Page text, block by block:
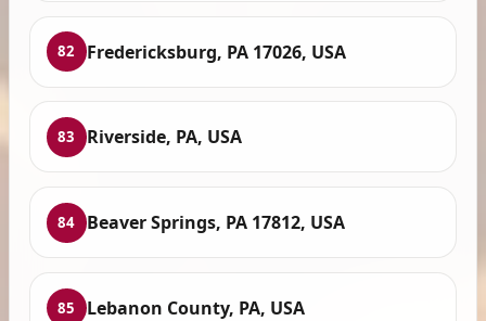
82 Fredericksburg, PA 17026, USA
83 Riverside, PA, USA
84 Beaver Springs, PA 17812, USA
85 Lebanon County, PA, USA